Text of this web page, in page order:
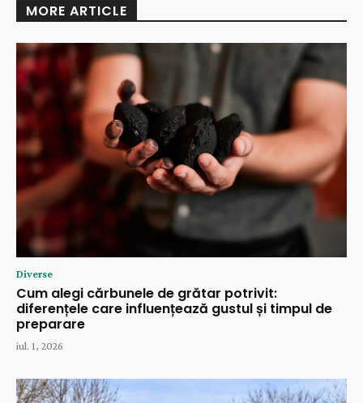
MORE ARTICLE
Diverse
Cum alegi cărbunele de grătar potrivit:
diferențele care influențează gustul și timpul de
preparare
iul. 1, 2026